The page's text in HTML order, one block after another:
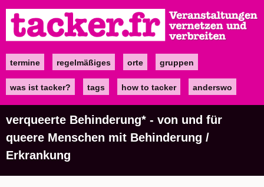
zum
Inhalt
Maintermine regelmäßiges orte gruppen
was ist tacker? tags how to tacker anderswo
verqueerte Behinderung* - von und für
queere Menschen mit Behinderung /
Erkrankung